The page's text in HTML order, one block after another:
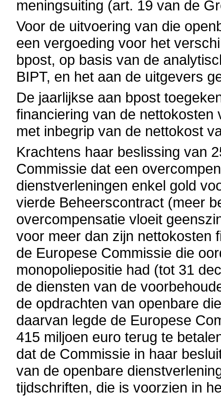
meningsuiting (art. 19 van de
Voor de uitvoering van die
een vergoeding voor het
bpost, op basis van de
BIPT, en het aan de uitgevers
De jaarlijkse aan bpost
financiering van de
met inbegrip van de nettokost
Krachtens haar beslissing van
Commissie dat een
dienstverleningen enkel gold
vierde Beheerscontract (meer
overcompensatie vloeit
voor meer dan zijn nettokosten
de Europese Commissie die
monopoliepositie had (tot 31
de diensten van de
de opdrachten van openbare
daarvan legde de Europese
415 miljoen euro terug te
dat de Commissie in haar
van de openbare
tijdschriften, die is voorzien in